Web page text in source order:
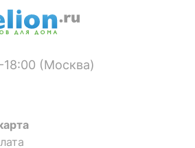
(Москва)